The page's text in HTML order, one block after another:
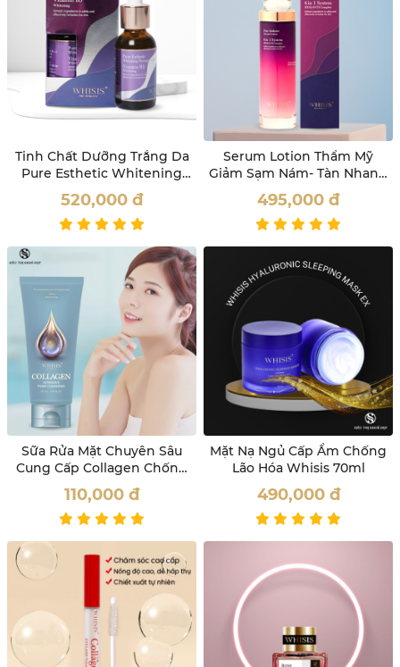
Tinh Chất Dưỡng Trắng Da
Pure Esthetic Whitening
Therapy Ampoule Whisis
520,000 đ
Serum Lotion Thẩm Mỹ
Giảm Sạm Nám- Tàn Nhang
Whisis 100ml
495,000 đ
Sữa Rửa Mặt Chuyên Sâu
Cung Cấp Collagen Chống
Lão Hóa Da Whisis
110,000 đ
Mặt Nạ Ngủ Cấp Ẩm Chống
Lão Hóa Whisis 70ml
490,000 đ